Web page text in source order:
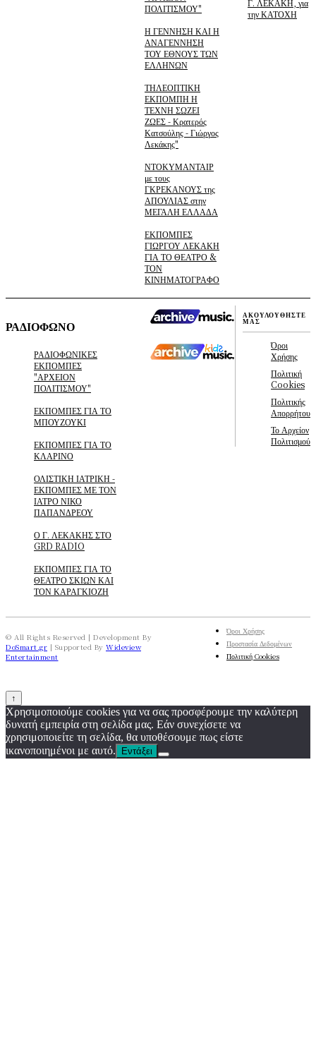
ΠΟΛΙΤΙΣΜΟΥ"
Η ΓΕΝΝΗΣΗ ΚΑΙ Η
ΑΝΑΓΕΝΝΗΣΗ
ΤΟΥ ΕΘΝΟΥΣ ΤΩΝ
ΕΛΛΗΝΩΝ
ΤΗΛΕΟΠΤΙΚΗ
ΕΚΠΟΜΠΗ Η
ΤΕΧΝΗ ΣΩΖΕΙ
ΖΩΕΣ - Κρατερός
Κατσούλης - Γιώργος
Λεκάκης"
ΝΤΟΚΥΜΑΝΤΑΙΡ
με τους
ΓΚΡΕΚΑΝΟΥΣ της
ΑΠΟΥΛΙΑΣ στην
ΜΕΓΑΛΗ ΕΛΛΑΔΑ
ΕΚΠΟΜΠΕΣ
ΓΙΩΡΓΟΥ ΛΕΚΑΚΗ
ΓΙΑ ΤΟ ΘΕΑΤΡΟ &
ΤΟΝ
ΚΙΝΗΜΑΤΟΓΡΑΦΟ
Γ. ΛΕΚΑΚΗ, για
την ΚΑΤΟΧΗ
ΡΑΔΙΟΦΩΝΟ
ΡΑΔΙΟΦΩΝΙΚΕΣ
ΕΚΠΟΜΠΕΣ
"ΑΡΧΕΙΟΝ
ΠΟΛΙΤΙΣΜΟΥ"
ΕΚΠΟΜΠΕΣ ΓΙΑ ΤΟ
ΜΠΟΥΖΟΥΚΙ
ΕΚΠΟΜΠΕΣ ΓΙΑ ΤΟ
ΚΛΑΡΙΝΟ
ΟΛΙΣΤΙΚΗ ΙΑΤΡΙΚΗ -
ΕΚΠΟΜΠΕΣ ΜΕ ΤΟΝ
ΙΑΤΡΟ ΝΙΚΟ
ΠΑΠΑΝΔΡΕΟΥ
Ο Γ. ΛΕΚΑΚΗΣ ΣΤΟ
GRD RADIO
ΕΚΠΟΜΠΕΣ ΓΙΑ ΤΟ
ΘΕΑΤΡΟ ΣΚΙΩΝ ΚΑΙ
ΤΟΝ ΚΑΡΑΓΚΙΟΖΗ
ΑΚΟΥΛΟΥΘΗΣΤΕ
ΜΑΣ
Όροι
Χρήσης
Πολιτική
Cookies
Πολιτικής
Απορρήτου
Το Αρχείον
Πολιτισμού
© All Rights Reserved | Development By
DoSmart.gr | Supported By Wideview
Entertainment
Όροι Χρήσης
Προστασία Δεδομένων
Πολιτική Cookies
↑
Χρησιμοποιούμε cookies για να σας προσφέρουμε την καλύτερη
δυνατή εμπειρία στη σελίδα μας. Εάν συνεχίσετε να
χρησιμοποιείτε τη σελίδα, θα υποθέσουμε πως είστε
ικανοποιημένοι με αυτό.
Εντάξει